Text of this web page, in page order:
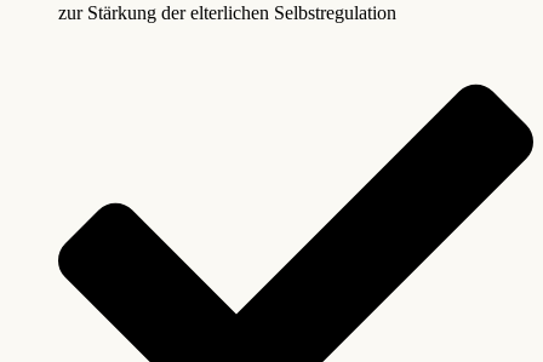
zur Stärkung der elterlichen Selbstregulation